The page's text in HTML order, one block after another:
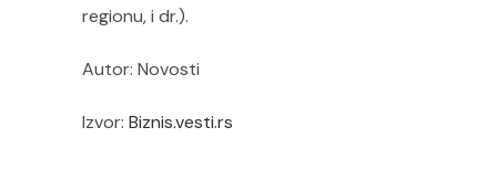
regionu, i dr.).
Autor: Novosti
Izvor: Biznis.vesti.rs